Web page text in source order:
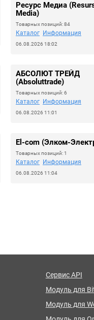
Ресурс Медиа
Media)
Товарных позиций: 84
Каталог Информация
06.08.2026 18:02
АБСОЛЮТ ТРЕЙД
(Absoluttrade)
Товарных позиций: 6
Каталог Информация
06.08.2026 11:01
El-com (Элком-
Товарных позиций: 1
Каталог Информация
06.08.2026 11:04
Сервис API
Модуль для
Модуль для